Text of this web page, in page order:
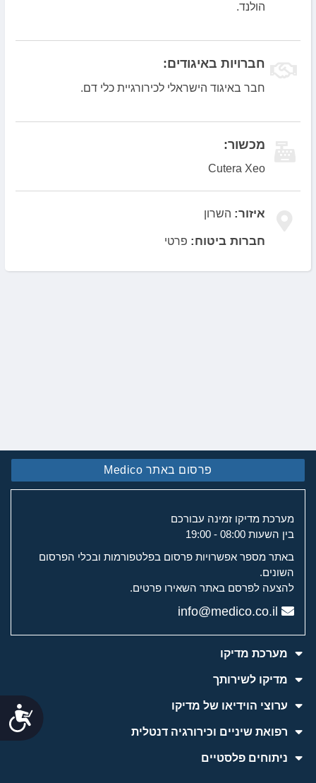
הולנד.
חברויות באיגודים:
חבר באיגוד הישראלי לכירורגיית כלי דם.
מכשור:
Cutera Xeo
איזור: השרון
חברות ביטוח: פרטי
פרסום באתר Medico
מערכת מדיקו זמינה עבורכם
בין השעות 08:00 - 19:00
באתר מספר אפשרויות פרסום בפלטפורמות ובכלי הפרסום
השונים.
להצעה לפרסם באתר השאירו פרטים.
info@medico.co.il
מערכת מדיקו
מדיקו לשירותך
ערוצי הוידיאו של מדיקו
רפואת שיניים וכירורגיה דנטלית
ניתוחים פלסטיים